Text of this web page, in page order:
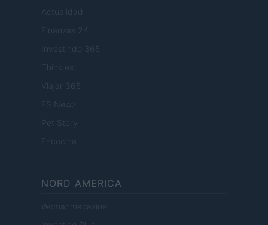
Actualidad
Finanzas 24
Investindo 365
Think.es
Viajar 365
ES Newz
Pet Story
Encocina
NORD AMERICA
Womanmagazine